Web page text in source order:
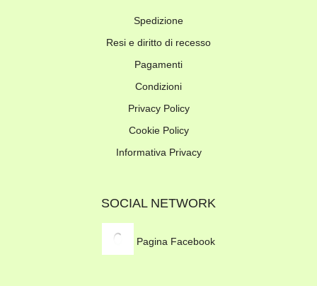
Spedizione
Resi e diritto di recesso
Pagamenti
Condizioni
Privacy Policy
Cookie Policy
Informativa Privacy
SOCIAL NETWORK
Pagina Facebook